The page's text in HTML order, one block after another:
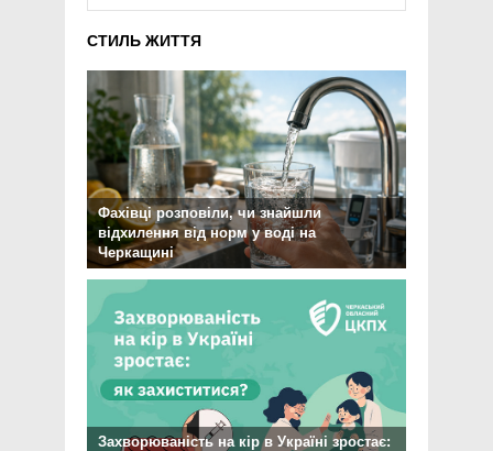
СТИЛЬ ЖИТТЯ
Фахівці розповіли, чи знайшли
відхилення від норм у воді на
Черкащині
Захворюваність на кір в Україні зростає: